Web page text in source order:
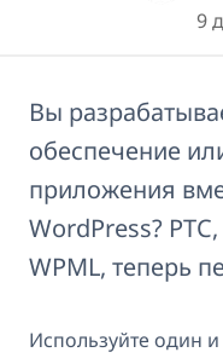
9
Вы
обеспечение
приложения
WordPress?
WPML, теперь
Используйте один